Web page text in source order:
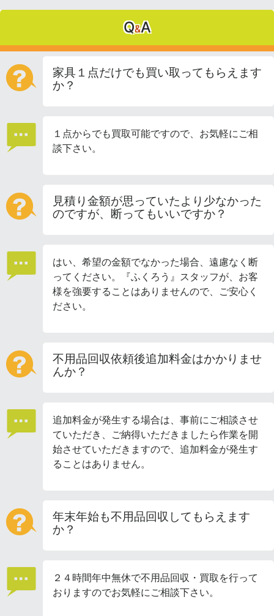
Q&A
家具１点だけでも買い取ってもらえます
か？
１点からでも買取可能ですので、お気軽にご相
談下さい。
見積り金額が思っていたより少なかった
のですが、断ってもいいですか？
はい、希望の金額でなかった場合、遠慮なく断
ってください。『ふくろう』スタッフが、お客
様を強要することはありませんので、ご安心く
ださい。
不用品回収依頼後追加料金はかかりませ
んか？
追加料金が発生する場合は、事前にご相談させ
ていただき、ご納得いただきましたら作業を開
始させていただきますので、追加料金が発生す
ることはありません。
年末年始も不用品回収してもらえます
か？
２４時間年中無休で不用品回収・買取を行って
おりますのでお気軽にご相談下さい。